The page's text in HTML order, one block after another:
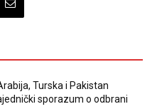
Turska i Pakistan
sporazum o odbrani